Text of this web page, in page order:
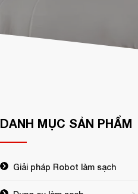
DANH MỤC SẢN PHẨM
Giải pháp Robot làm sạch